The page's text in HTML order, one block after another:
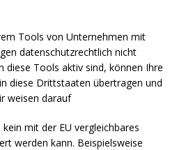
Tools von Unternehmen mit
datenschutzrechtlich nicht
diese Tools aktiv sind, können Ihre
diese Drittstaaten übertragen und
weisen darauf
mit der EU vergleichbares
werden kann. Beispielsweise